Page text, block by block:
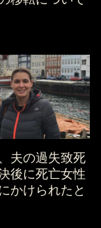
夫の過失致死
後に死亡女性
かけられたと